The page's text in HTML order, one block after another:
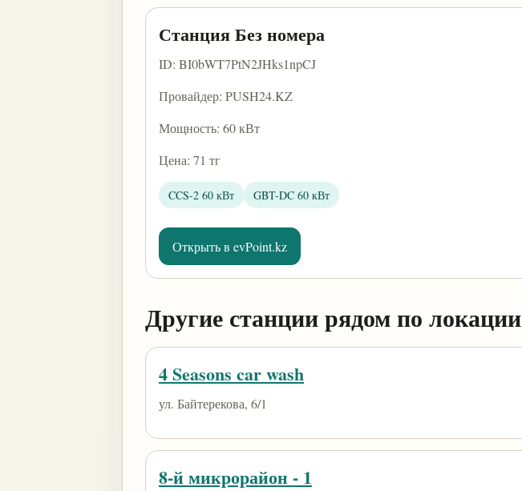
Станция Без номера
ID: BI0bWT7PtN2JHks1npCJ
Провайдер: PUSH24.KZ
Мощность: 60 кВт
Цена: 71 тг
CCS-2 60 кВт GBT-DC 60 кВт
Открыть в evPoint.kz
Другие станции рядом по локации
4 Seasons car wash
ул. Байтерекова, 6/1
8-й микрорайон - 1